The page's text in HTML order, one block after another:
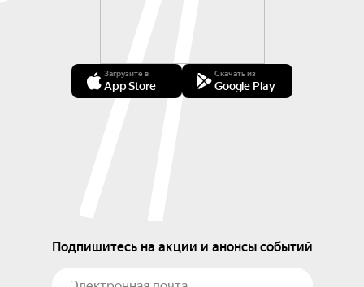
Загрузите в
App Store
Скачать из
Google Play
Подпишитесь на акции и анонсы событий